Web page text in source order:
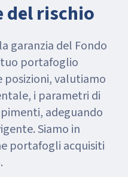
del rischio
garanzia del Fondo
tuo portafoglio
posizioni, valutiamo
i parametri di
adeguando
Siamo in
portafogli acquisiti